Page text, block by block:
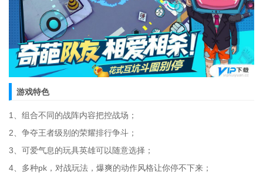
游戏特色
1、组合不同的战阵内容把控战场；
2、争夺王者级别的荣耀排行争斗；
3、可爱气息的玩具英雄可以随意选择；
4、多种pk，对战玩法，爆爽的动作风格让你停不下来；